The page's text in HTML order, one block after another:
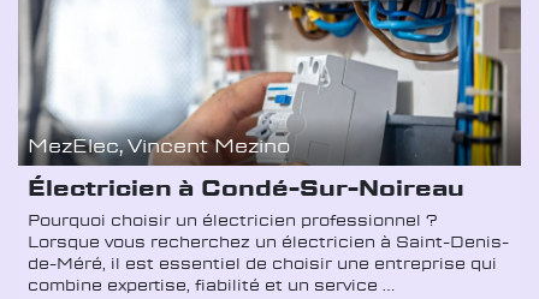
MezElec, Vincent Mezino
Électricien à Condé-Sur-Noireau
Pourquoi choisir un électricien professionnel ?
Lorsque vous recherchez un électricien à Saint-Denis-
de-Méré, il est essentiel de choisir une entreprise qui
combine expertise, fiabilité et un service ...